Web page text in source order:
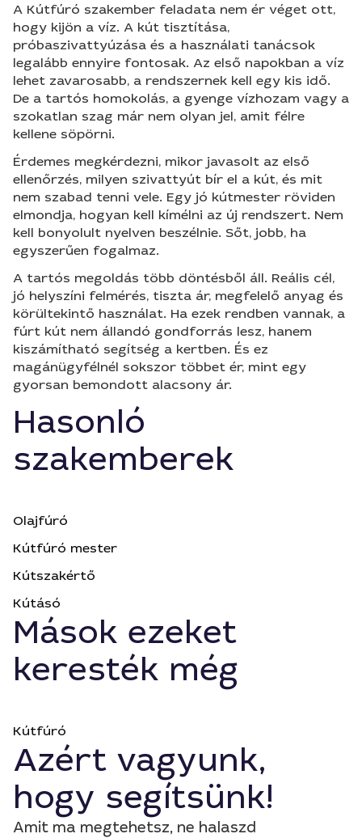
A Kútfúró szakember feladata nem ér véget ott,
hogy kijön a víz. A kút tisztítása,
próbaszivattyúzása és a használati tanácsok
legalább ennyire fontosak. Az első napokban a víz
lehet zavarosabb, a rendszernek kell egy kis idő.
De a tartós homokolás, a gyenge vízhozam vagy a
szokatlan szag már nem olyan jel, amit félre
kellene söpörni.
Érdemes megkérdezni, mikor javasolt az első
ellenőrzés, milyen szivattyút bír el a kút, és mit
nem szabad tenni vele. Egy jó kútmester röviden
elmondja, hogyan kell kímélni az új rendszert. Nem
kell bonyolult nyelven beszélnie. Sőt, jobb, ha
egyszerűen fogalmaz.
A tartós megoldás több döntésből áll. Reális cél,
jó helyszíni felmérés, tiszta ár, megfelelő anyag és
körültekintő használat. Ha ezek rendben vannak, a
fúrt kút nem állandó gondforrás lesz, hanem
kiszámítható segítség a kertben. És ez
magánügyfélnél sokszor többet ér, mint egy
gyorsan bemondott alacsony ár.
Hasonló
szakemberek
Olajfúró
Kútfúró mester
Kútszakértő
Kútásó
Mások ezeket
keresték még
Kútfúró
Azért vagyunk,
hogy segítsünk!
Amit ma megtehetsz, ne halaszd